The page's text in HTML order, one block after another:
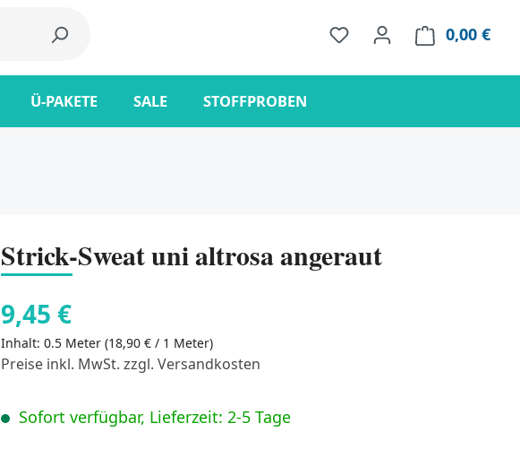
0,00 €
Ü-PAKETE SALE STOFFPROBEN
Strick-Sweat uni altrosa angeraut
9,45 €
Inhalt:0.5 Meter(18,90 € / 1 Meter)
Preise inkl. MwSt. zzgl. Versandkosten
Sofort verfügbar, Lieferzeit: 2-5 Tage